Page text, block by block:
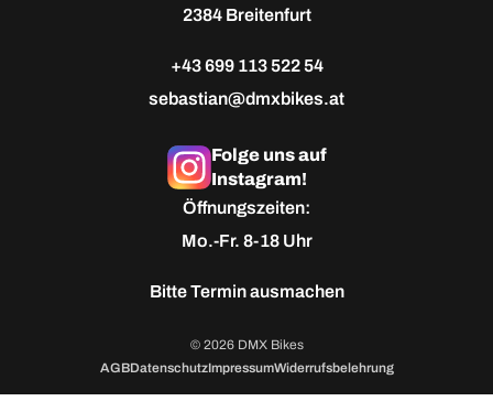
2384 Breitenfurt
+43 699 113 522 54
sebastian@dmxbikes.at
Folge uns auf
Instagram!
Öffnungszeiten:
Mo.-Fr. 8-18 Uhr
BitteTermin ausmachen
© 2026 DMX Bikes
AGBDatenschutzImpressumWiderrufsbelehrung